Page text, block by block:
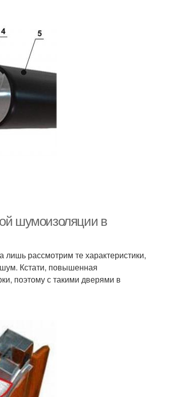
шумоизоляции в
рассмотрим те характеристики,
Кстати, повышенная
поэтому с такими дверями в